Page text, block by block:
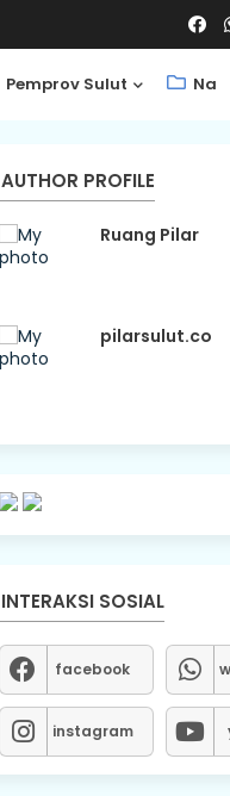
Pemprov Sulut
AUTHOR PROFILE
Ruang Pilar
pilarsulut.co
INTERAKSI SOSIAL
facebook
instagram